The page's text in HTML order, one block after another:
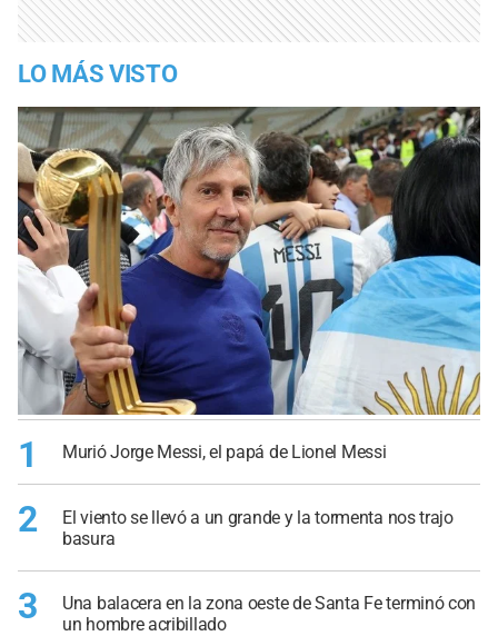
LO MÁS VISTO
1 Murió Jorge Messi, el papá de Lionel Messi
2
El viento se llevó a un grande y la tormenta nos trajo
basura
3
Una balacera en la zona oeste de Santa Fe terminó con
un hombre acribillado